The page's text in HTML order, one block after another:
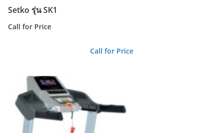
Setko รุ่น SK1
Call for Price
Call for Price